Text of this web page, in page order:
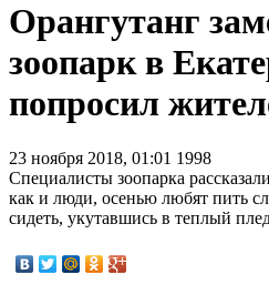
Орангутанг
зоопарк в
попросил
23 ноября 2018, 01:01 1998
Специалисты зоопарка
как и люди, осенью любят пить
сидеть, укутавшись в теплый